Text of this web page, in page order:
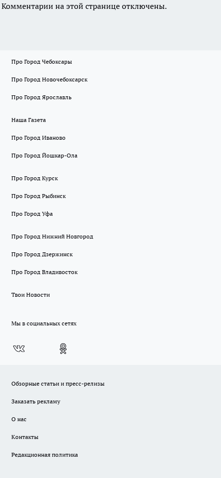
Комментарии на этой странице отключены.
Про Город Чебоксары
Про Город Новочебоксарск
Про Город Ярославль
Наша Газета
Про Город Иваново
Про Город Йошкар-Ола
Про Город Курск
Про Город Рыбинск
Про Город Уфа
Про Город Нижний Новгород
Про Город Дзержинск
Про Город Владивосток
Твои Новости
Мы в социальных сетях
Обзорные статьи и пресс-релизы
Заказать рекламу
О нас
Контакты
Редакционная политика